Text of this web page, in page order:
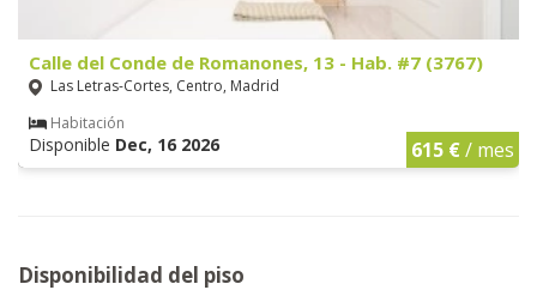
Calle del Conde de Romanones, 13 - Hab. #7 (3767)
Las Letras-Cortes, Centro, Madrid
Habitación
Disponible Dec, 16 2026 615 €/ mes
Disponibilidad del piso